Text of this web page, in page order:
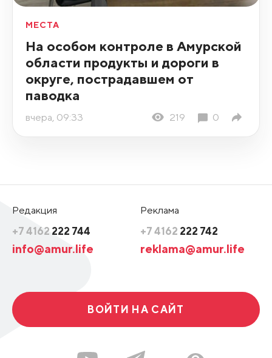
МЕСТА
На особом контроле в Амурской
области продукты и дороги в
округе, пострадавшем от
паводка
вчера, 09:33 219 0
Редакция
+7 4162 222 744
info@amur.life
Реклама
+7 4162 222 742
reklama@amur.life
ВОЙТИ НА САЙТ